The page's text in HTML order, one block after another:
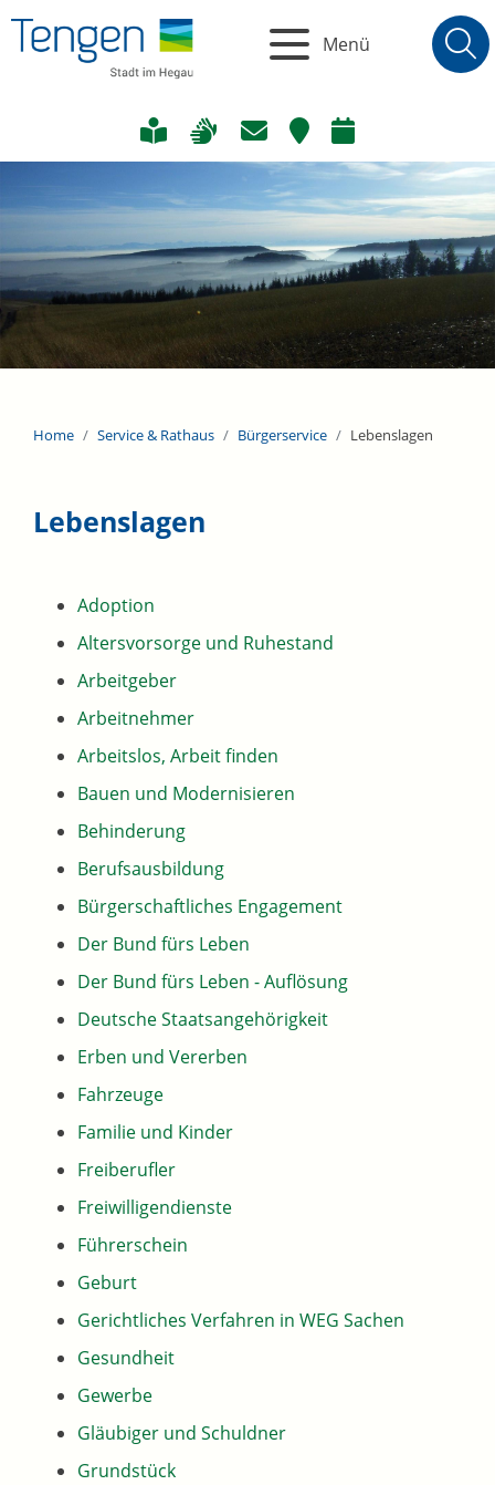
Menü
Home Service & Rathaus Bürgerservice Lebenslagen
Lebenslagen
Adoption
Altersvorsorge und Ruhestand
Arbeitgeber
Arbeitnehmer
Arbeitslos, Arbeit finden
Bauen und Modernisieren
Behinderung
Berufsausbildung
Bürgerschaftliches Engagement
Der Bund fürs Leben
Der Bund fürs Leben - Auflösung
Deutsche Staatsangehörigkeit
Erben und Vererben
Fahrzeuge
Familie und Kinder
Freiberufler
Freiwilligendienste
Führerschein
Geburt
Gerichtliches Verfahren in WEG Sachen
Gesundheit
Gewerbe
Gläubiger und Schuldner
Grundstück